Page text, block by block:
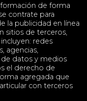
de forma
contrate para
la publicidad en línea
sitios de terceros,
redes
agencias,
de datos y medios
el derecho de
agregada que
con terceros